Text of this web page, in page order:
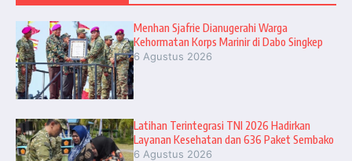
Menhan Sjafrie Dianugerahi Warga
Kehormatan Korps Marinir di Dabo Singkep
6 Agustus 2026
Latihan Terintegrasi TNI 2026 Hadirkan
Layanan Kesehatan dan 636 Paket Sembako
6 Agustus 2026